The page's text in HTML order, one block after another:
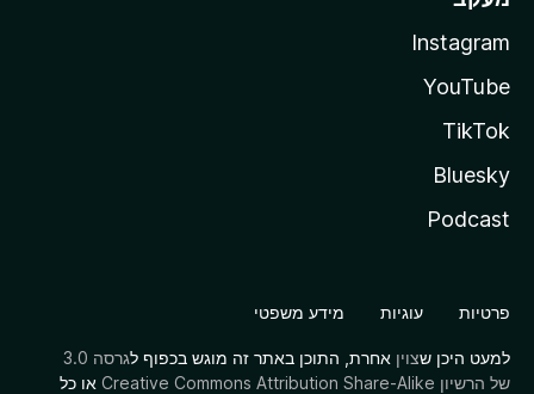
Instagram
YouTube
TikTok
Bluesky
Podcast
פרטיות עוגיות מידע משפטי
למעט היכן שצוין אחרת, התוכן באתר זה מוגש בכפוף ל
גרסה 3.0
של הרשיון Creative Commons Attribution Share-Alike
או כל